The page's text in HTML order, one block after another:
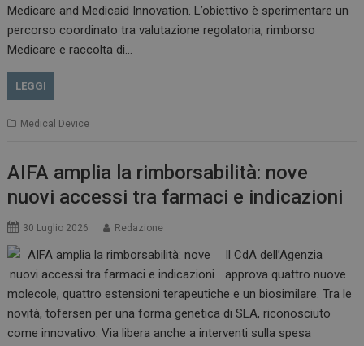
Medicare and Medicaid Innovation. L’obiettivo è sperimentare un
percorso coordinato tra valutazione regolatoria, rimborso
Medicare e raccolta di…
LEGGI
Medical Device
AIFA amplia la rimborsabilità: nove
nuovi accessi tra farmaci e indicazioni
30 Luglio 2026 Redazione
Il CdA dell’Agenzia
approva quattro nuove
molecole, quattro estensioni terapeutiche e un biosimilare. Tra le
novità, tofersen per una forma genetica di SLA, riconosciuto
come innovativo. Via libera anche a interventi sulla spesa
VISITOR_PRIVACY_METADATA
Google LLC
.youtube.com